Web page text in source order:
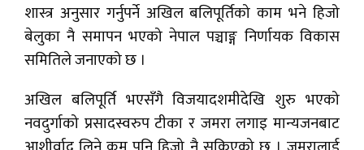
शास्त्र अनुसार गर्नुपर्ने अखिल बलिपूर्तिको काम भने हिजो
बेलुका नै समापन भएको नेपाल पञ्चाङ्ग निर्णायक विकास
समितिले जनाएको छ ।
अखिल बलिपूर्ति भएसँगै विजयादशमीदेखि शुरु भएको
नवदुर्गाको प्रसादस्वरुप टीका र जमरा लगाइ मान्यजनबाट